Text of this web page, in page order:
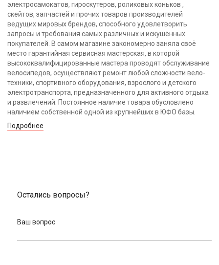
электросамокатов, гироскутеров, роликовых коньков ,
скейтов, запчастей и прочих товаров производителей
ведущих мировых брендов, способного удовлетворить
запросы и требования самых различных и искушённых
покупателей. В самом магазине закономерно заняла своё
место гарантийная сервисная мастерская, в которой
высококвалифицированные мастера проводят обслуживание
велосипедов, осуществляют ремонт любой сложности вело-
техники, спортивного оборудования, взрослого и детского
электротранспорта, предназначенного для активного отдыха
и развлечений. Постоянное наличие товара обусловлено
наличием собственной одной из крупнейших в ЮФО базы.
Подробнее
Остались вопросы?
Ваш вопрос